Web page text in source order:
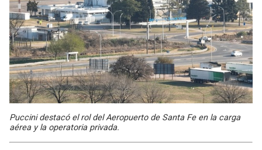
Puccini destacó el rol del Aeropuerto de Santa Fe en la carga
aérea y la operatoria privada.